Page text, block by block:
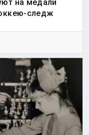
на медали
следж